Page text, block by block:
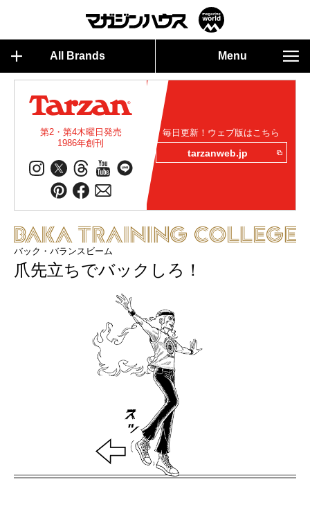
All Brands Menu
第2・第4木曜日発売
1986年創刊
毎日更新！ウェブ版はこちら
tarzanweb.jp
バック・バランスビーム
爪先立ちでバックしろ！